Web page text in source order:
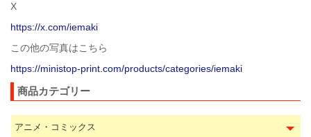
X
https://x.com/iemaki
この他の写真はこちら
https://ministop-print.com/products/categories/iemaki
商品カテゴリー
アニメ・コミックス